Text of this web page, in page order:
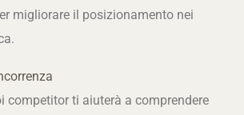
migliorare il posizionamento nei
competitor ti aiuterà a comprendere